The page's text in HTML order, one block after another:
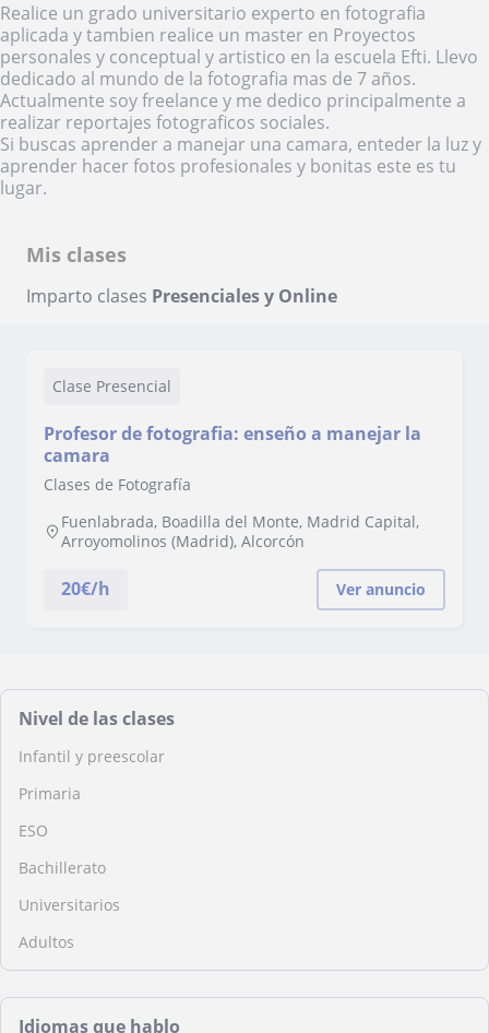
Realice un grado universitario experto en fotografia
aplicada y tambien realice un master en Proyectos
personales y conceptual y artistico en la escuela Efti. Llevo
dedicado al mundo de la fotografia mas de 7 años.
Actualmente soy freelance y me dedico principalmente a
realizar reportajes fotograficos sociales.
Si buscas aprender a manejar una camara, enteder la luz y
aprender hacer fotos profesionales y bonitas este es tu
lugar.
Mis clases
Imparto clases Presenciales y Online
Clase Presencial
Profesor de fotografia: enseño a manejar la
camara
Clases de Fotografía
Fuenlabrada, Boadilla del Monte, Madrid Capital,
Arroyomolinos (Madrid), Alcorcón
20€/h Ver anuncio
Nivel de las clases
Infantil y preescolar
Primaria
ESO
Bachillerato
Universitarios
Adultos
Idiomas que hablo